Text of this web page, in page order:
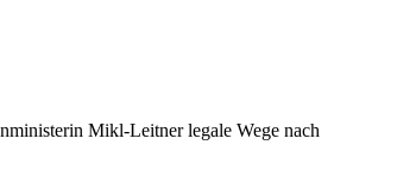
Mikl-Leitner legale Wege nach